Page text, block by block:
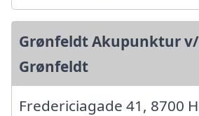
Grønfeldt Akupunktur
Grønfeldt
Fredericiagade 41, 8700